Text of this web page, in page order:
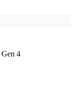
Gen 4